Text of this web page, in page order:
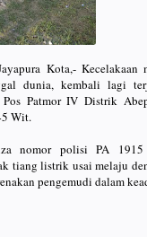
Kota,- Kecelakaan
dunia, kembali lagi
Patmor IV Distrik
Wit.
nomor polisi PA
tiang listrik usai melaju
pengemudi dalam